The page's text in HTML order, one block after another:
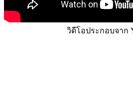
วิดีโอประกอบจาก